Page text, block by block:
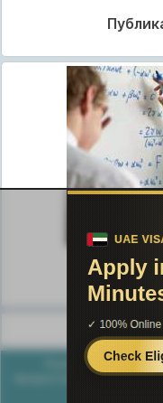
Poznayka.org -
предоставляется для